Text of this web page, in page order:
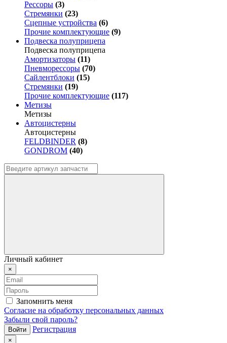
Рессоры (3)
Стремянки (23)
Сцепные устройства (6)
Прочие комплектующие (9)
Подвеска полуприцепа
Подвеска полуприцепа
Амортизаторы (11)
Пневморессоры (70)
Сайлентблоки (15)
Стремянки (19)
Прочие комплектующие (117)
Метизы
Метизы
Автоцистерны
Автоцистерны
FELDBINDER (8)
GONDROM (40)
Личный кабинет
×
Запомнить меня
Согласие на обработку персональных данных
Забыли свой пароль?
Регистрация
×